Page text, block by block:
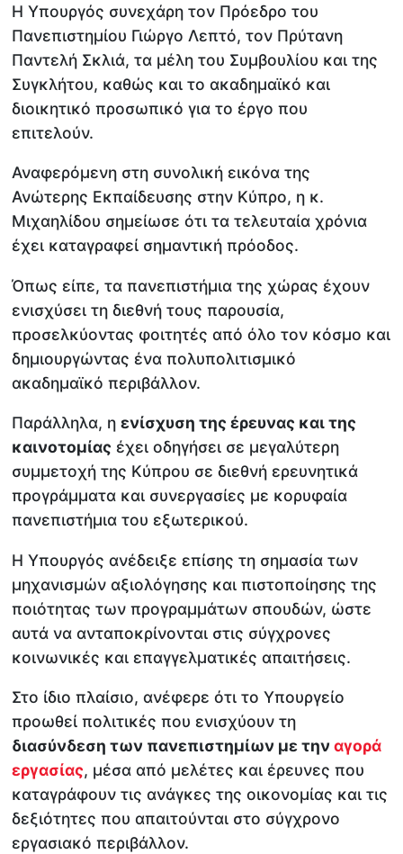
Η Υπουργός συνεχάρη τον Πρόεδρο του
Πανεπιστημίου Γιώργο Λεπτό, τον Πρύτανη
Παντελή Σκλιά, τα μέλη του Συμβουλίου και της
Συγκλήτου, καθώς και το ακαδημαϊκό και
διοικητικό προσωπικό για το έργο που
επιτελούν.
Αναφερόμενη στη συνολική εικόνα της
Ανώτερης Εκπαίδευσης στην Κύπρο, η κ.
Μιχαηλίδου σημείωσε ότι τα τελευταία χρόνια
έχει καταγραφεί σημαντική πρόοδος.
Όπως είπε, τα πανεπιστήμια της χώρας έχουν
ενισχύσει τη διεθνή τους παρουσία,
προσελκύοντας φοιτητές από όλο τον κόσμο και
δημιουργώντας ένα πολυπολιτισμικό
ακαδημαϊκό περιβάλλον.
Παράλληλα, ηενίσχυση της έρευνας και της
καινοτομίας έχει οδηγήσει σε μεγαλύτερη
συμμετοχή της Κύπρου σε διεθνή ερευνητικά
προγράμματα και συνεργασίες με κορυφαία
πανεπιστήμια του εξωτερικού.
Η Υπουργός ανέδειξε επίσης τη σημασία των
μηχανισμών αξιολόγησης και πιστοποίησης της
ποιότητας των προγραμμάτων σπουδών, ώστε
αυτά να ανταποκρίνονται στις σύγχρονες
κοινωνικές και επαγγελματικές απαιτήσεις.
Στο ίδιο πλαίσιο, ανέφερε ότι το Υπουργείο
προωθεί πολιτικές που ενισχύουν τη
διασύνδεση των πανεπιστημίων με τηναγορά
εργασίας, μέσα από μελέτες και έρευνες που
καταγράφουν τις ανάγκες της οικονομίας και τις
δεξιότητες που απαιτούνται στο σύγχρονο
εργασιακό περιβάλλον.